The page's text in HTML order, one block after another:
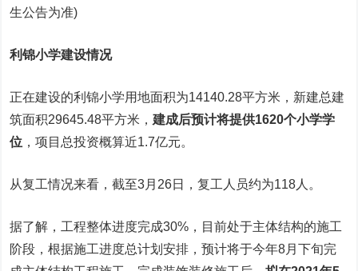
生公告为准)
利锦小学建设情况
正在建设的利锦小学用地面积为14140.28平方米，新建总建
筑面积29645.48平方米，建成后预计将提供1620个小学学
位 ，项目总投资概算近1.7亿元。
从复工情况来看，截至3月26日，复工人员约为118人。
据了解，工程整体进度完成30%，目前处于主体结构的施工
阶段，根据施工进度总计划安排，预计将于今年8月下旬完